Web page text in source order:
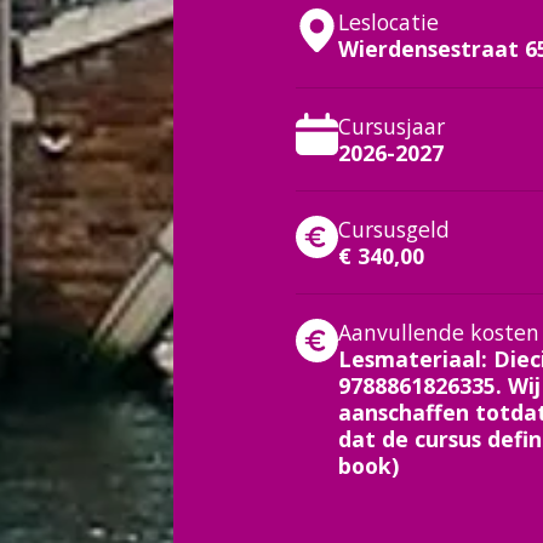
Leslocatie
Wierdensestraat
Cursusjaar
2026-2027
Cursusgeld
€ 340,00
Aanvullende kosten
Lesmateriaal:
9788861826335.
aanschaffen
dat de cursus
book)